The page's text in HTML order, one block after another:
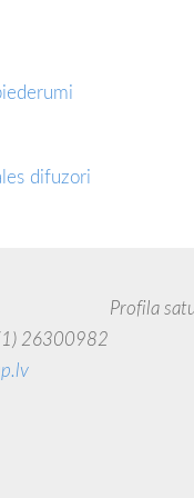
difuzori
saturs
26300982